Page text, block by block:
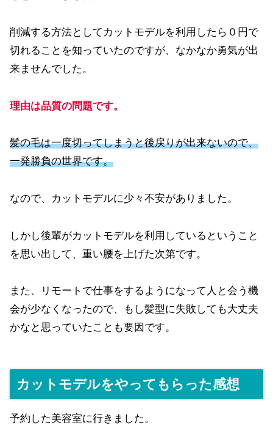
削減する方法としてカットモデルを利用したら０円で
切れることを知っていたのですが、なかなか勇気が出
来ませんでした。
理由は品質の問題です。
髪の毛は一度切ってしまうと後戻りが出来ないので、
一発勝負の世界です。
なので、カットモデルに少々不安がありました。
しかし後輩がカットモデルを利用しているということ
を思い出して、重い腰を上げた次第です。
また、リモートで仕事をするようになって人と会う機
会が少なくなったので、もし髪型に失敗しても大丈夫
かなと思っていたことも要因です。
カットモデルをやってもらった感想
予約した美容室に行きました。